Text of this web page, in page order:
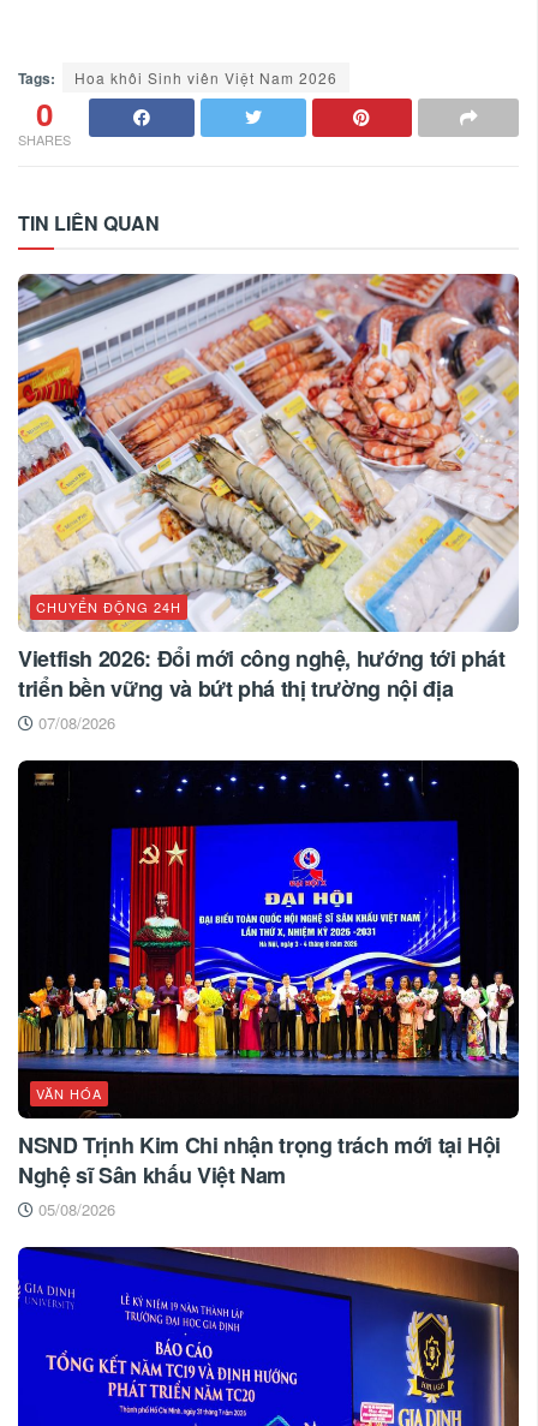
Tags: Hoa khôi Sinh viên Việt Nam 2026
0
SHARES
TIN LIÊN QUAN
CHUYỂN ĐỘNG 24H
Vietfish 2026: Đổi mới công nghệ, hướng tới phát
triển bền vững và bứt phá thị trường nội địa
07/08/2026
VĂN HÓA
NSND Trịnh Kim Chi nhận trọng trách mới tại Hội
Nghệ sĩ Sân khấu Việt Nam
05/08/2026